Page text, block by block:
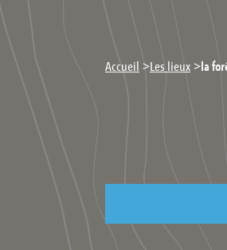
Accueil >Les lieux>la